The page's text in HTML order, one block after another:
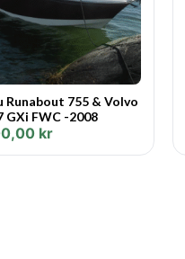
Runabout 755 & Volvo
GXi FWC -2008
kr